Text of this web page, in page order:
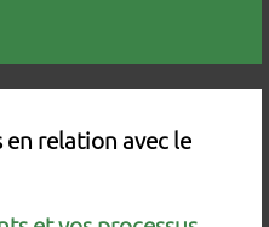
en relation avec le